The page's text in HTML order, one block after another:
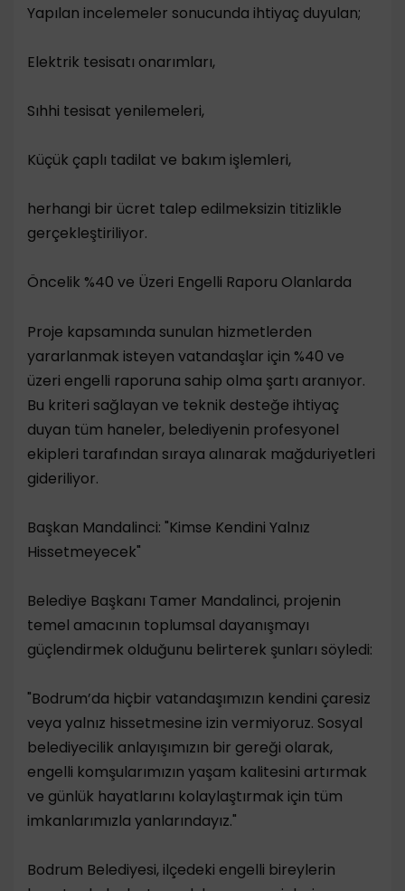
Yapılan incelemeler sonucunda ihtiyaç duyulan;
​Elektrik tesisatı onarımları,
​Sıhhi tesisat yenilemeleri,
​Küçük çaplı tadilat ve bakım işlemleri,
herhangi bir ücret talep edilmeksizin titizlikle
gerçekleştiriliyor.
​Öncelik %40 ve Üzeri Engelli Raporu Olanlarda
​Proje kapsamında sunulan hizmetlerden
yararlanmak isteyen vatandaşlar için %40 ve
üzeri engelli raporuna sahip olma şartı aranıyor.
Bu kriteri sağlayan ve teknik desteğe ihtiyaç
duyan tüm haneler, belediyenin profesyonel
ekipleri tarafından sıraya alınarak mağduriyetleri
gideriliyor.
​Başkan Mandalinci: "Kimse Kendini Yalnız
Hissetmeyecek"
​Belediye Başkanı Tamer Mandalinci, projenin
temel amacının toplumsal dayanışmayı
güçlendirmek olduğunu belirterek şunları söyledi:
"Bodrum’da hiçbir vatandaşımızın kendini çaresiz
veya yalnız hissetmesine izin vermiyoruz. Sosyal
belediyecilik anlayışımızın bir gereği olarak,
engelli komşularımızın yaşam kalitesini artırmak
ve günlük hayatlarını kolaylaştırmak için tüm
imkanlarımızla yanlarındayız."
​Bodrum Belediyesi, ilçedeki engelli bireylerin